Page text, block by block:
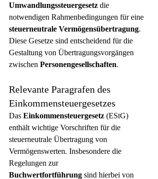
Umwandlungssteuergesetz die
notwendigen Rahmenbedingungen für eine
steuerneutrale Vermögensübertragung.
Diese Gesetze sind entscheidend für die
Gestaltung von Übertragungsvorgängen
zwischen Personengesellschaften.
Relevante Paragrafen des
Einkommensteuergesetzes
Das Einkommensteuergesetz (EStG)
enthält wichtige Vorschriften für die
steuerneutrale Übertragung von
Vermögenswerten. Insbesondere die
Regelungen zur
Buchwertfortführung sind hierbei von